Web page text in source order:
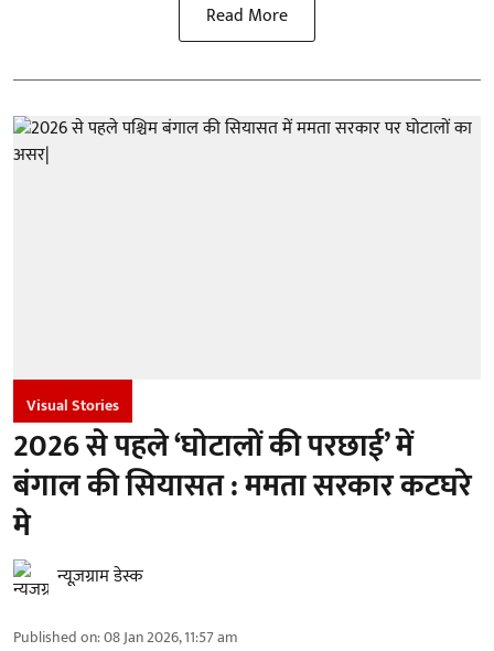
Read More
Visual Stories
2026 से पहले ‘घोटालों की परछाई’ में
बंगाल की सियासत : ममता सरकार कटघरे
मे
न्यूज़ग्राम डेस्क
Published on:08 Jan 2026, 11:57 am